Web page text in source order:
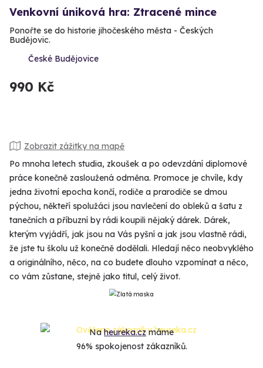
Venkovní úniková hra: Ztracené mince
Ponořte se do historie jihočeského města - Českých
Budějovic.
České Budějovice
990 Kč
Zobrazit zážitky na mapě
Po mnoha letech studia, zkoušek a po odevzdání diplomové
práce konečně zasloužená odměna. Promoce je chvíle, kdy
jedna životní epocha končí, rodiče a prarodiče se dmou
pýchou, někteří spolužáci jsou navlečení do obleků a šatu z
tanečních a příbuzní by rádi koupili nějaký dárek. Dárek,
kterým vyjádří, jak jsou na Vás pyšní a jak jsou vlastně rádi,
že jste tu školu už konečně dodělali. Hledají něco neobvyklého
a originálního, něco, na co budete dlouho vzpomínat a něco,
co vám zůstane, stejně jako titul, celý život.
Naheureka.czmáme
96% spokojenost zákazníků.